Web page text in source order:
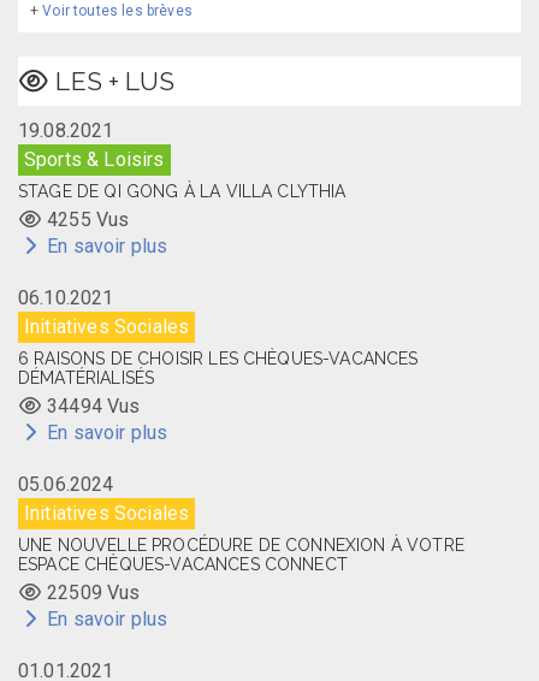
+Voir toutes les brèves
LES + LUS
19.08.2021
Sports & Loisirs
STAGE DE QI GONG À LA VILLA CLYTHIA
4255 Vus
En savoir plus
06.10.2021
Initiatives Sociales
6 RAISONS DE CHOISIR LES CHÈQUES-VACANCES
DÉMATÉRIALISÉS
34494 Vus
En savoir plus
05.06.2024
Initiatives Sociales
UNE NOUVELLE PROCÉDURE DE CONNEXION À VOTRE
ESPACE CHÈQUES-VACANCES CONNECT
22509 Vus
En savoir plus
01.01.2021